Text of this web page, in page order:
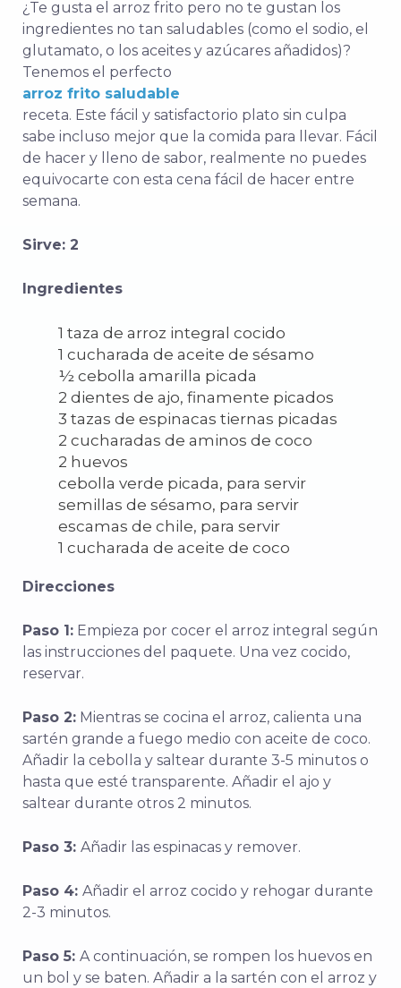
¿Te gusta el arroz frito pero no te gustan los
ingredientes no tan saludables (como el sodio, el
glutamato, o los aceites y azúcares añadidos)?
Tenemos el perfecto
arroz frito saludable
receta. Este fácil y satisfactorio plato sin culpa
sabe incluso mejor que la comida para llevar. Fácil
de hacer y lleno de sabor, realmente no puedes
equivocarte con esta cena fácil de hacer entre
semana.
Sirve: 2
Ingredientes
1 taza de arroz integral cocido
1 cucharada de aceite de sésamo
½ cebolla amarilla picada
2 dientes de ajo, finamente picados
3 tazas de espinacas tiernas picadas
2 cucharadas de aminos de coco
2 huevos
cebolla verde picada, para servir
semillas de sésamo, para servir
escamas de chile, para servir
1 cucharada de aceite de coco
Direcciones
Paso 1: Empieza por cocer el arroz integral según
las instrucciones del paquete. Una vez cocido,
reservar.
Paso 2: Mientras se cocina el arroz, calienta una
sartén grande a fuego medio con aceite de coco.
Añadir la cebolla y saltear durante 3-5 minutos o
hasta que esté transparente. Añadir el ajo y
saltear durante otros 2 minutos.
Paso 3: Añadir las espinacas y remover.
Paso 4: Añadir el arroz cocido y rehogar durante
2-3 minutos.
Paso 5: A continuación, se rompen los huevos en
un bol y se baten. Añadir a la sartén con el arroz y